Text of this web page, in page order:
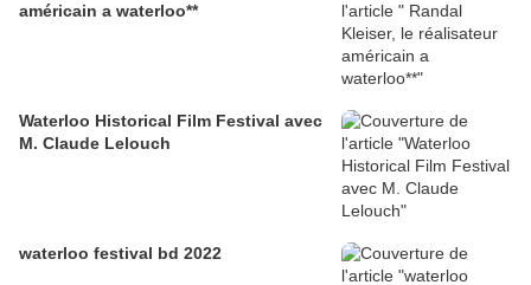
américain a waterloo**
Waterloo Historical Film Festival avec
M. Claude Lelouch
waterloo festival bd 2022